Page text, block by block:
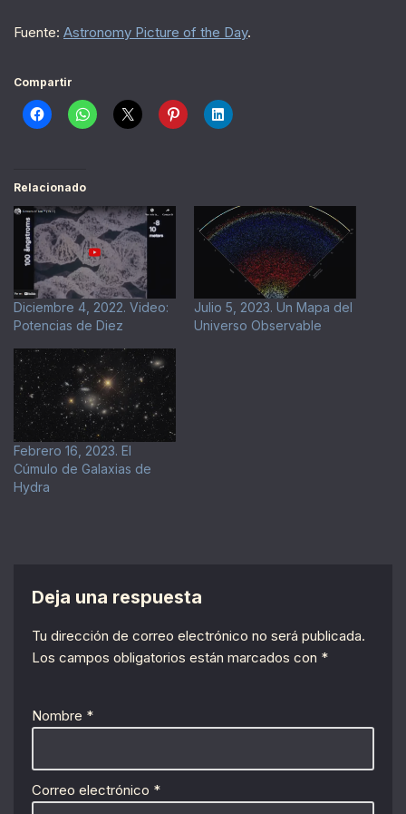
Fuente: Astronomy Picture of the Day.
Compartir
Relacionado
Diciembre 4, 2022. Video:
Potencias de Diez
Julio 5, 2023. Un Mapa del
Universo Observable
Febrero 16, 2023. El
Cúmulo de Galaxias de
Hydra
Deja una respuesta
Tu dirección de correo electrónico no será publicada.
Los campos obligatorios están marcados con *
Nombre *
Correo electrónico *